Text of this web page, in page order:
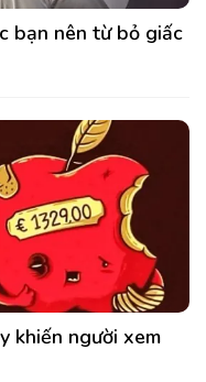
bạn nên từ bỏ giấc
khiến người xem